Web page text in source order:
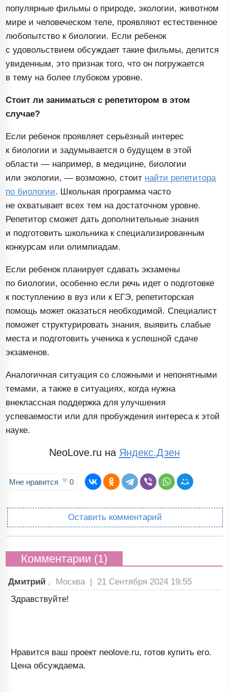
популярные фильмы о природе, экологии, животном
мире и человеческом теле, проявляют естественное
любопытство к биологии. Если ребенок
с удовольствием обсуждает такие фильмы, делится
увиденным, это признак того, что он погружается
в тему на более глубоком уровне.
Стоит ли заниматься с репетитором в этом
случае?
Если ребенок проявляет серьёзный интерес
к биологии и задумывается о будущем в этой
области — например, в медицине, биологии
или экологии, — возможно, стоит найти репетитора
по биологии. Школьная программа часто
не охватывает всех тем на достаточном уровне.
Репетитор сможет дать дополнительные знания
и подготовить школьника к специализированным
конкурсам или олимпиадам.
Если ребенок планирует сдавать экзамены
по биологии, особенно если речь идет о подготовке
к поступлению в вуз или к ЕГЭ, репетиторская
помощь может оказаться необходимой. Специалист
поможет структурировать знания, выявить слабые
места и подготовить ученика к успешной сдаче
экзаменов.
Аналогичная ситуация со сложными и непонятными
темами, а также в ситуациях, когда нужна
внеклассная поддержка для улучшения
успеваемости или для пробуждения интереса к этой
науке.
NeoLove.ru на Яндекс.Дзен
Мне нравится 0
Оставить комментарий
Комментарии (1)
Дмитрий , Москва | 21 Сентября 2024 19:55
Здравствуйте!
Нравится ваш проект neolove.ru, готов купить его.
Цена обсуждаема.